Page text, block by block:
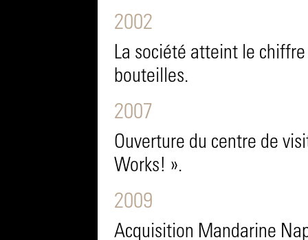
2002
La société atteint le
bouteilles.
2007
Ouverture du centre de
Works! ».
2009
Acquisition Mandarine